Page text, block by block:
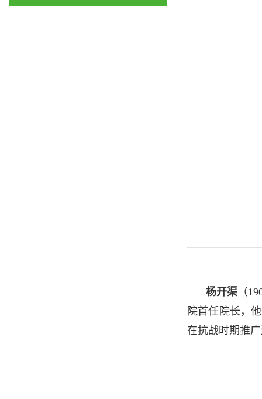
杨开渠（
院首任院长，
在抗战时期推